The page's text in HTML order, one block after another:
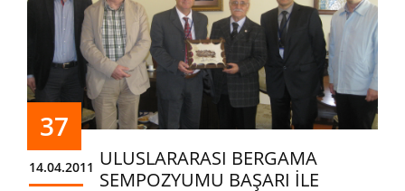
37
14.04.2011 ULUSLARARASI BERGAMA
SEMPOZYUMU BAŞARI İLE